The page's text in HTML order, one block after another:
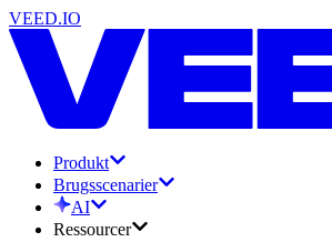
VEED.IO
Produkt
Brugsscenarier
AI
Ressourcer